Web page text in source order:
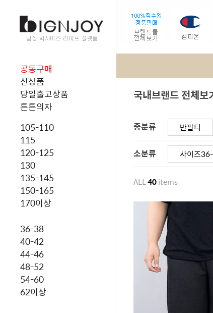
공동구매
신상품
당일출고상품
튼튼의자
105-110
115
120-125
130
135-145
150-165
170이상
36-38
40-42
44-46
48-52
54-60
62이상
국내브랜드 전체보
중분류 반팔티
소분류 사이즈
ALL40items